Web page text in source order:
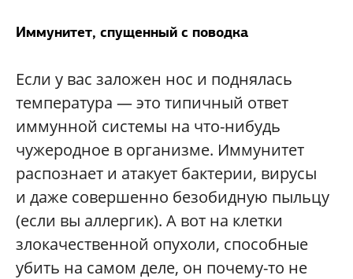
Иммунитет, спущенный с поводка
Если у вас заложен нос и поднялась
температура — это типичный ответ
иммунной системы на что-нибудь
чужеродное в организме. Иммунитет
распознает и атакует бактерии, вирусы
и даже совершенно безобидную пыльцу
(если вы аллергик). А вот на клетки
злокачественной опухоли, способные
убить на самом деле, он почему-то не